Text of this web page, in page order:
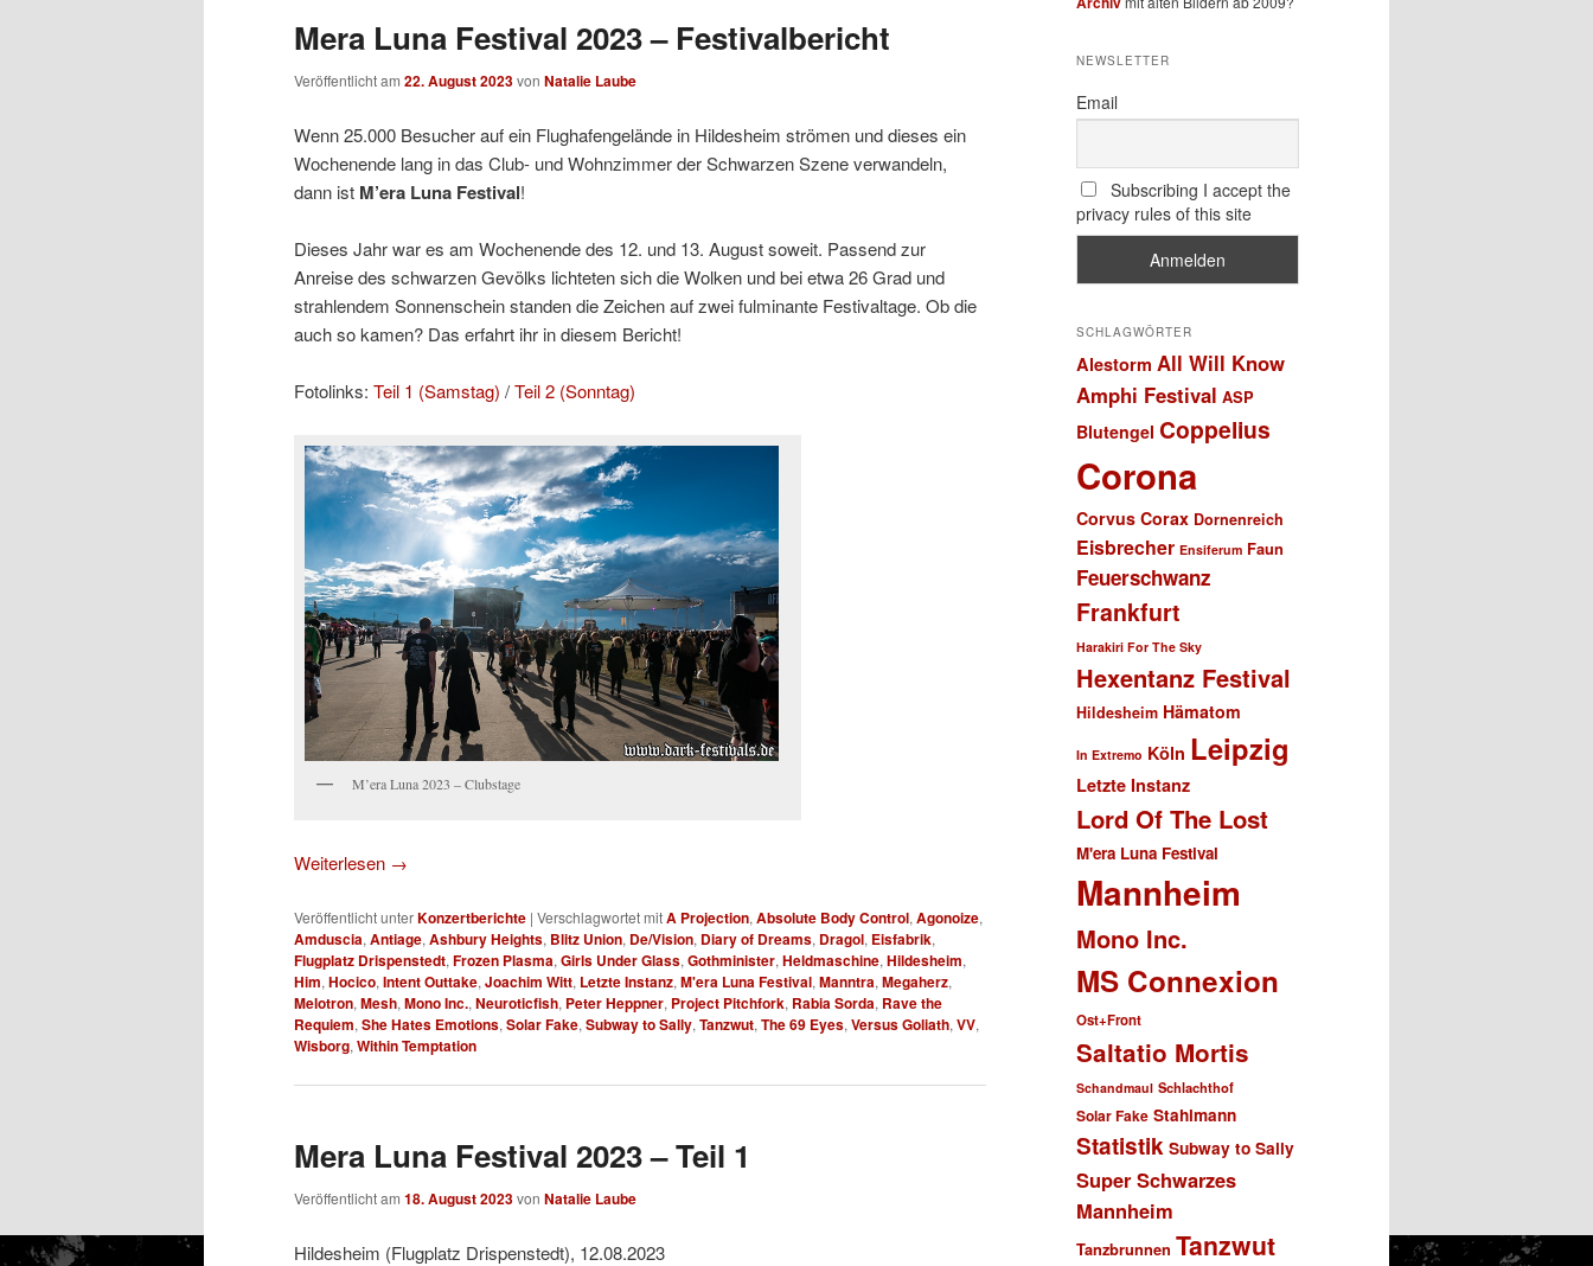
Mera Luna Festival 2023 – Festivalbericht
Veröffentlicht am 22. August 2023von Natalie Laube
Wenn 25.000 Besucher auf ein Flughafengelände in Hildesheim strömen und dieses ein
Wochenende lang in das Club- und Wohnzimmer der Schwarzen Szene verwandeln,
dann ist M’era Luna Festival!
Dieses Jahr war es am Wochenende des 12. und 13. August soweit. Passend zur
Anreise des schwarzen Gevölks lichteten sich die Wolken und bei etwa 26 Grad und
strahlendem Sonnenschein standen die Zeichen auf zwei fulminante Festivaltage. Ob die
auch so kamen? Das erfahrt ihr in diesem Bericht!
Fotolinks: Teil 1 (Samstag) /Teil 2 (Sonntag)
M’era Luna 2023 – Clubstage
Weiterlesen →
Veröffentlicht unterKonzertberichte | Verschlagwortet mitA Projection, Absolute Body Control, Agonoize,
Amduscia, Antiage, Ashbury Heights, Blitz Union, De/Vision, Diary of Dreams, Dragol, Eisfabrik,
Flugplatz Drispenstedt, Frozen Plasma, Girls Under Glass, Gothminister, Heldmaschine, Hildesheim,
Him, Hocico, Intent Outtake, Joachim Witt, Letzte Instanz, M'era Luna Festival, Manntra, Megaherz,
Melotron, Mesh, Mono Inc., Neuroticfish, Peter Heppner, Project Pitchfork, Rabia Sorda, Rave the
Requiem, She Hates Emotions, Solar Fake, Subway to Sally, Tanzwut, The 69 Eyes, Versus Goliath, VV,
Wisborg, Within Temptation
Mera Luna Festival 2023 – Teil 1
Veröffentlicht am 18. August 2023von Natalie Laube
Hildesheim (Flugplatz Drispenstedt), 12.08.2023
NEWSLETTER
Email
Subscribing I accept the
privacy rules of this site
SCHLAGWÖRTER
Alestorm All Will Know
Amphi Festival ASP
Blutengel Coppelius
Corona
Corvus Corax Dornenreich
Eisbrecher Ensiferum Faun
Feuerschwanz
Frankfurt
Harakiri For The Sky
Hexentanz Festival
Hildesheim Hämatom
In Extremo Köln Leipzig
Letzte Instanz
Lord Of The Lost
M'era Luna Festival
Mannheim
Mono Inc.
MS Connexion
Ost+Front
Saltatio Mortis
Schandmaul Schlachthof
Solar Fake Stahlmann
Statistik Subway to Sally
Super Schwarzes
Mannheim
Tanzbrunnen Tanzwut